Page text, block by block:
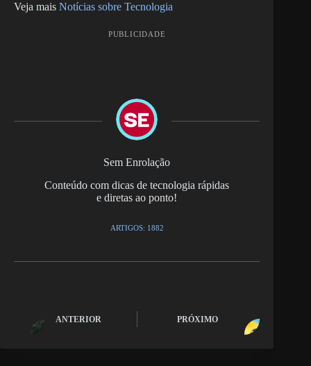
Veja mais Notícias sobre Tecnologia
PUBLICIDADE
Sem Enrolação
Conteúdo com dicas de tecnologia rápidas
e diretas ao ponto!
ARTIGOS: 1882
ANTERIOR PRÓXIMO